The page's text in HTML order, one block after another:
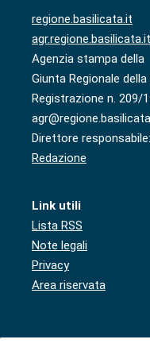
regione.basilicata.it
agr.regione.basilicata.it
Agenzia stampa della
Giunta Regionale
Registrazione n. 209/
Direttore responsabile:
Redazione
Link utili
Lista RSS
Note legali
Privacy
Area riservata